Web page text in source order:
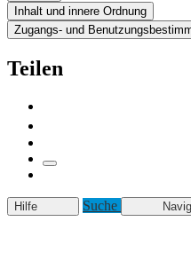
Inhalt und innere Ordnung
Zugangs- und
Teilen
Hilfe Suche